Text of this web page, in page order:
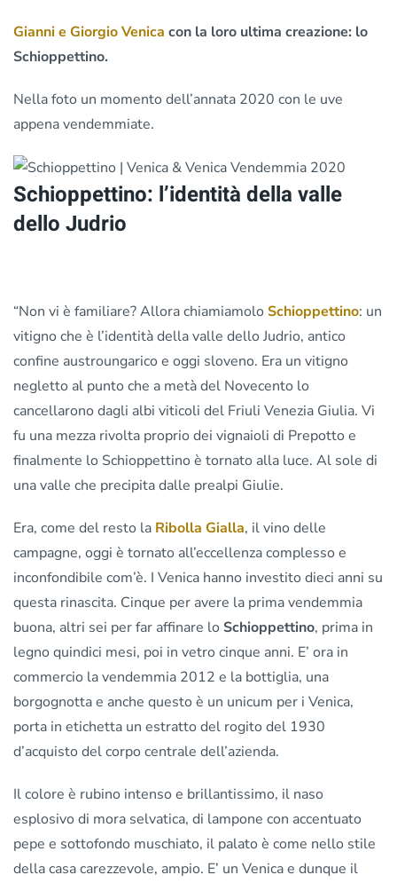
Gianni e Giorgio Venica con la loro ultima creazione: lo
Schioppettino.
Nella foto un momento dell’annata 2020 con le uve
appena vendemmiate.
Schioppettino: l’identità della valle
dello Judrio
“Non vi è familiare? Allora chiamiamolo Schioppettino: un
vitigno che è l’identità della valle dello Judrio, antico
confine austroungarico e oggi sloveno. Era un vitigno
negletto al punto che a metà del Novecento lo
cancellarono dagli albi viticoli del Friuli Venezia Giulia. Vi
fu una mezza rivolta proprio dei vignaioli di Prepotto e
finalmente lo Schioppettino è tornato alla luce. Al sole di
una valle che precipita dalle prealpi Giulie.
Era, come del resto la Ribolla Gialla, il vino delle
campagne, oggi è tornato all’eccellenza complesso e
inconfondibile com’è. I Venica hanno investito dieci anni su
questa rinascita. Cinque per avere la prima vendemmia
buona, altri sei per far affinare lo Schioppettino, prima in
legno quindici mesi, poi in vetro cinque anni. E’ ora in
commercio la vendemmia 2012 e la bottiglia, una
borgognotta e anche questo è un unicum per i Venica,
porta in etichetta un estratto del rogito del 1930
d’acquisto del corpo centrale dell’azienda.
Il colore è rubino intenso e brillantissimo, il naso
esplosivo di mora selvatica, di lampone con accentuato
pepe e sottofondo muschiato, il palato è come nello stile
della casa carezzevole, ampio. E’ un Venica e dunque il